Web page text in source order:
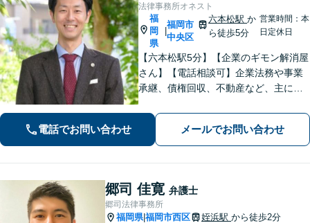
法律事務所オネスト
福
岡
県
福岡市
中央区
六本松駅か
ら徒歩5分
営業時間：本
日定休日
【六本松駅5分】【企業のギモン解消屋
さん】【電話相談可】企業法務や事業
承継、債権回収、不動産など、主に企
のみなさまが安心して本業に専念でき
るよう、法律に関するちょっとした疑
問や悩みも迅速に解消。ぜひご相談く
ださい。
電話でお問い合わせ メールでお問い合わせ
郷司 佳寛 弁護士
郷司法律事務所
福岡県|福岡市西区 姪浜駅 から徒歩2分